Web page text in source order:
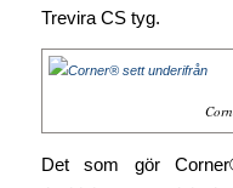
Trevira CS tyg.
Det som gör